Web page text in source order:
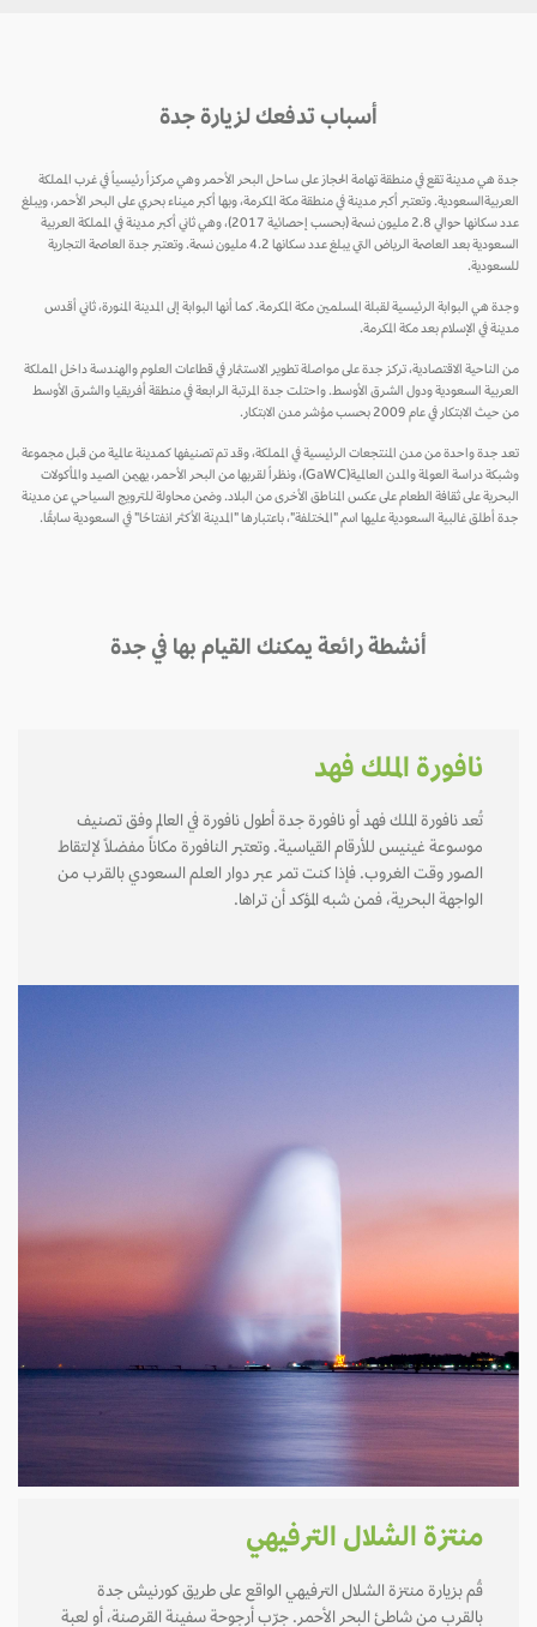
أسباب تدفعك لزيارة جدة
جدة هي مدينة تقع في منطقة تهامة الحجاز على ساحل البحر الأحمر وهي مركزاً رئيسياً في غرب المملكة
العربيةالسعودية. وتعتبر أكبر مدينة في منطقة مكة المكرمة، وبها أكبر ميناء بحري على البحر الأحمر، ويبلغ
عدد سكانها حوالي 2.8 مليون نسمة (بحسب إحصائية 2017)، وهي ثاني أكبر مدينة في المملكة العربية
السعودية بعد العاصمة الرياض التي يبلغ عدد سكانها 4.2 مليون نسمة. وتعتبر جدة العاصمة التجارية
للسعودية.
وجدة هي البوابة الرئيسية لقبلة المسلمين مكة المكرمة. كما أنها البوابة إلى المدينة المنورة، ثاني أقدس
مدينة في الإسلام بعد مكة المكرمة.
من الناحية الاقتصادية، تركز جدة على مواصلة تطوير الاستثمار في قطاعات العلوم والهندسة داخل المملكة
العربية السعودية ودول الشرق الأوسط. واحتلت جدة المرتبة الرابعة في منطقة أفريقيا والشرق الأوسط
من حيث الابتكار في عام 2009 بحسب مؤشر مدن الابتكار.
تعد جدة واحدة من مدن المنتجعات الرئيسية في المملكة، وقد تم تصنيفها كمدينة عالمية من قبل مجموعة
وشبكة دراسة العولمة والمدن العالمية(GaWC)، ونظراً لقربها من البحر الأحمر، يهيمن الصيد والمأكولات
البحرية على ثقافة الطعام على عكس المناطق الأخرى من البلاد. وضمن محاولة للترويج السياحي عن مدينة
جدة أطلق غالبية السعودية عليها اسم "المختلفة"، باعتبارها "المدينة الأكثر انفتاحًا" في السعودية سابقًا.
أنشطة رائعة يمكنك القيام بها في جدة
نافورة الملك فهد
تُعد نافورة الملك فهد أو نافورة جدة أطول نافورة في العالم وفق تصنيف
موسوعة غينيس للأرقام القياسية. وتعتبر النافورة مكاناً مفضلاً لإلتقاط
الصور وقت الغروب. فإذا كنت تمر عبر دوار العلم السعودي بالقرب من
الواجهة البحرية، فمن شبه المؤكد أن تراها.
منتزة الشلال الترفيهي
قُم بزيارة منتزة الشلال الترفيهي الواقع على طريق كورنيش جدة
بالقرب من شاطئ البحر الأحمر. جرّب أرجوحة سفينة القرصنة، أو لعبة